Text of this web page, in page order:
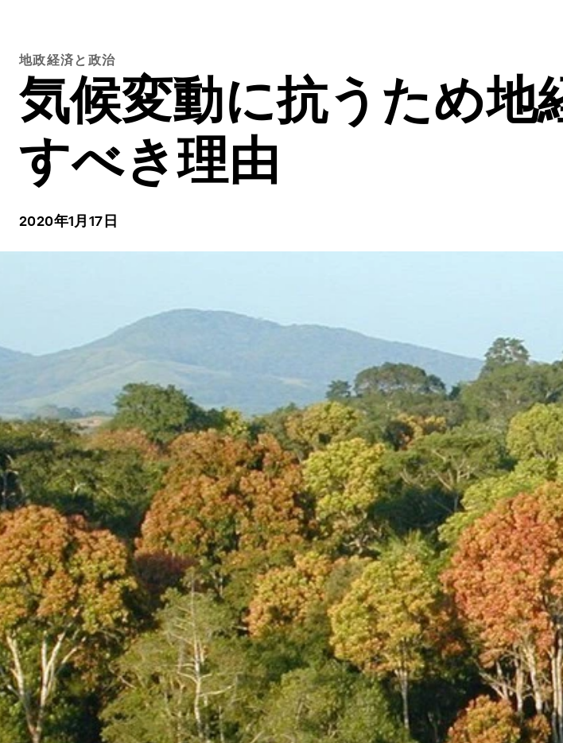
地政経済と政治
気候変動に抗うため地
すべき理由
2020年1月17日